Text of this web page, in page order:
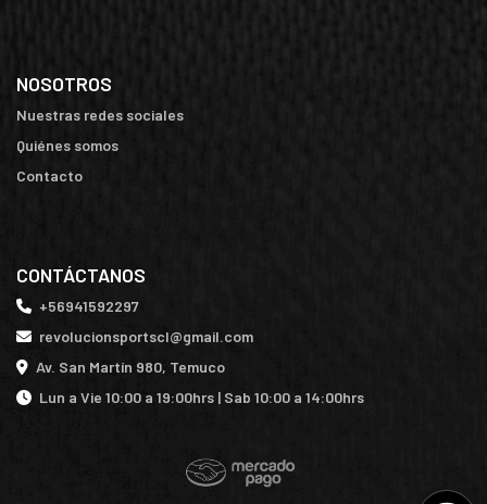
NOSOTROS
Nuestras redes sociales
Quiénes somos
Contacto
CONTÁCTANOS
+56941592297
revolucionsportscl@gmail.com
Av. San Martín 980, Temuco
Lun a Vie 10:00 a 19:00hrs | Sab 10:00 a 14:00hrs